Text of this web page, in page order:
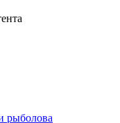
рыболова